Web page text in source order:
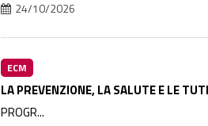
24/10/2026
ECM
LA PREVENZIONE, LA SALUTE E LE
PROGR...